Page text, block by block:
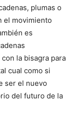
plumas o
el movimiento
es
la bisagra para
cual como si
ser el nuevo
del futuro de la